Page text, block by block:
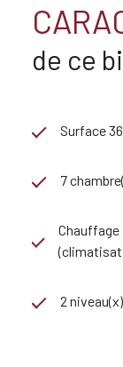
de ce
Surface
7
2 niveau(x)